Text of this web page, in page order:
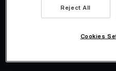
Fiscalidade
Reject All
Cookies